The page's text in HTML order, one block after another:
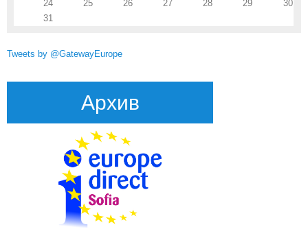
24
25 26 27 28 29
30
31
Tweets by @GatewayEurope
Архив